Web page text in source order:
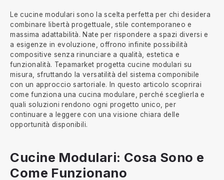
Le cucine modulari sono la scelta perfetta per chi desidera
combinare libertà progettuale, stile contemporaneo e
massima adattabilità. Nate per rispondere a spazi diversi e
a esigenze in evoluzione, offrono infinite possibilità
compositive senza rinunciare a qualità, estetica e
funzionalità. Tepamarket progetta cucine modulari su
misura, sfruttando la versatilità del sistema componibile
con un approccio sartoriale. In questo articolo scoprirai
come funziona una cucina modulare, perché sceglierla e
quali soluzioni rendono ogni progetto unico, per
continuare a leggere con una visione chiara delle
opportunità disponibili.
Cucine Modulari: Cosa Sono e
Come Funzionano